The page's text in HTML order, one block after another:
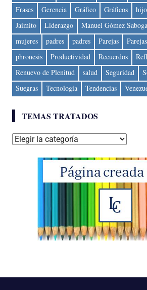
Frases
Gerencia Gráfico Gráficos
Jaimito
Liderazgo Manuel Gómez
mujeres
padres padres Parejas Parejas
phronesis
Productividad Recuerdos
Renuevo de Plenitud
salud Seguridad
Suegras
Tecnología Tendencias
TEMAS TRATADOS
Temas